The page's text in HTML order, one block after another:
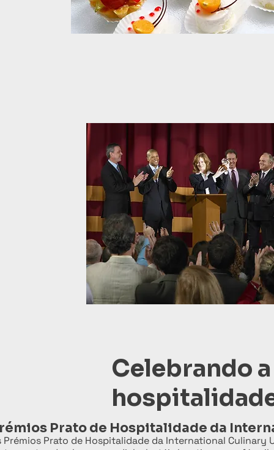
Celebrando
Prato de Hospitalidade da
Prémios Prato de Hospitalidade da International